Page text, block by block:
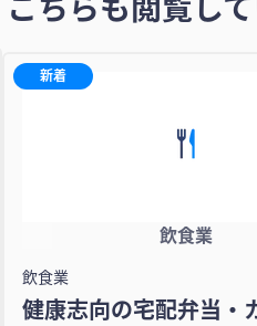
ちらも閲覧し
新着
飲食業
飲食業
健康志向の宅配弁当・